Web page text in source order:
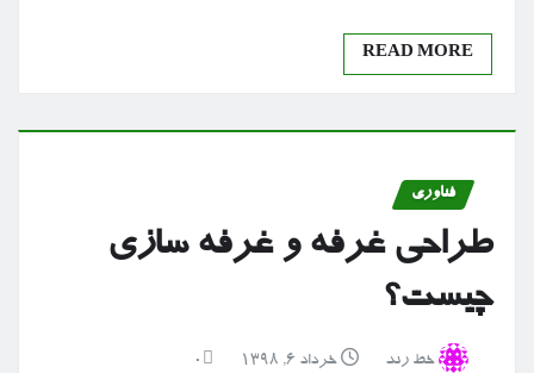
READ MORE
فناوری
طراحی غرفه و غرفه سازی
چیست؟
خط رند خرداد ۶, ۱۳۹۸ 0